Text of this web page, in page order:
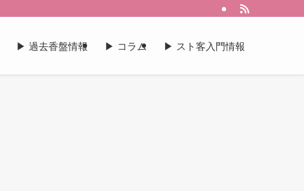
▶︎ 過去香盤情報 ▶︎ コラム ▶︎ スト客入門情報